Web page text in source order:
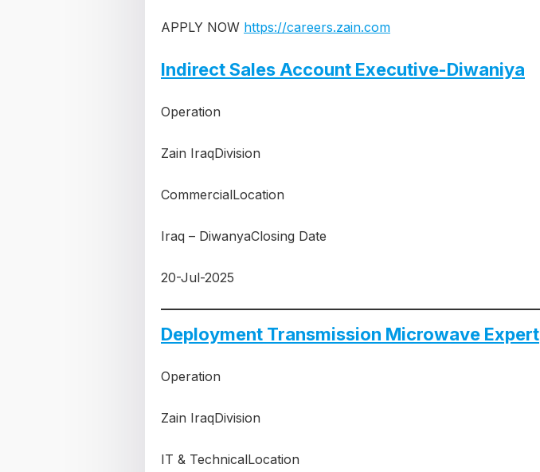
APPLY NOW https://careers.zain.com
Indirect Sales Account Executive-Diwaniya
Operation
Zain IraqDivision
CommercialLocation
Iraq – DiwanyaClosing Date
20-Jul-2025
Deployment Transmission Microwave Expert
Operation
Zain IraqDivision
IT & TechnicalLocation